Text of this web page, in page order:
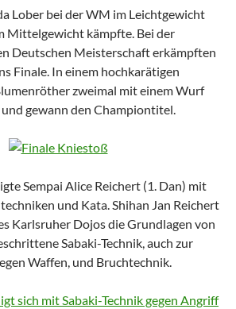
Lober bei der WM im Leichtgewicht
Mittelgewicht kämpfte. Bei der
Deutschen Meisterschaft erkämpften
Finale. In einem hochkarätigen
zweimal mit einem Wurf
gewann den Championtitel.
Sempai Alice Reichert (1. Dan) mit
und Kata. Shihan Jan Reichert
Karlsruher Dojos die Grundlagen von
Sabaki-Technik, auch zur
Waffen, und Bruchtechnik.